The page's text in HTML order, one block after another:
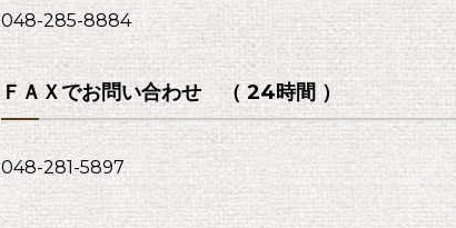
048-285-8884
ＦＡＸでお問い合わせ （ 24時間 ）
048-281-5897